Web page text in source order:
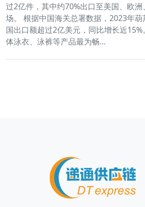
过2亿件，其中约70%出口至美国、欧
场。 根据中国海关总署数据，2023年
国出口额超过2亿美元，同比增长近
体泳衣、泳裤等产品最为畅…